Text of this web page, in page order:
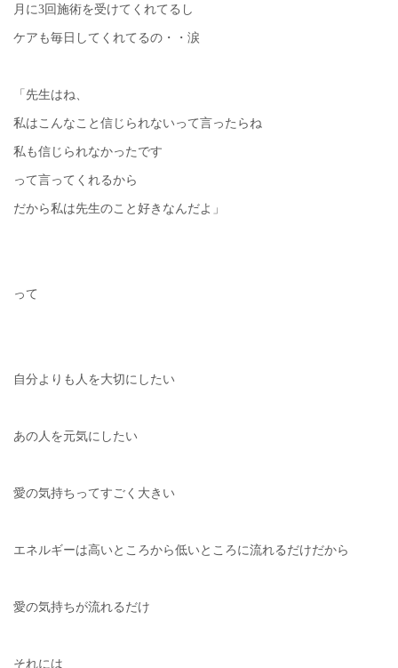
月に3回施術を受けてくれてるし
ケアも毎日してくれてるの・・涙
「先生はね、
私はこんなこと信じられないって言ったらね
私も信じられなかったです
って言ってくれるから
だから私は先生のこと好きなんだよ」
って
自分よりも人を大切にしたい
あの人を元気にしたい
愛の気持ちってすごく大きい
エネルギーは高いところから低いところに流れるだけだから
愛の気持ちが流れるだけ
それには